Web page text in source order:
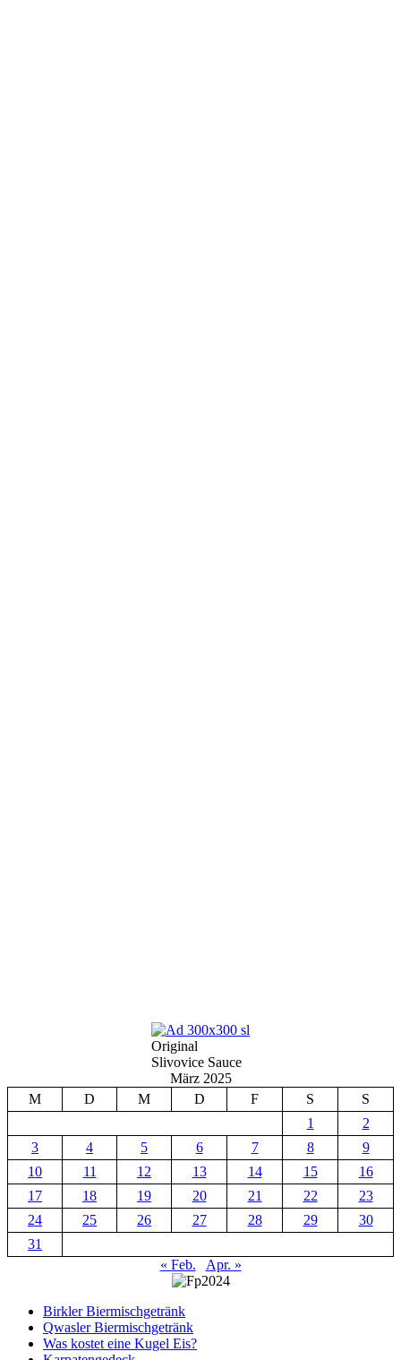
Original
Slivovice Sauce
März 2025
M
D M D F S
S
1
2
3
4 5 6 7 8
9
10
11 12 13 14 15
16
17
18 19 20 21 22
23
24
25 26 27 28 29
30
31
« Feb.
Apr. »
Birkler Biermischgetränk
Qwasler Biermischgetränk
Was kostet eine Kugel Eis?